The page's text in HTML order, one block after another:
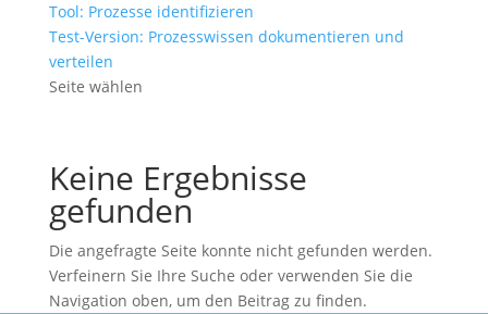
Tool: Prozesse identifizieren
Test-Version: Prozesswissen dokumentieren und
verteilen
Seite wählen
Keine Ergebnisse
gefunden
Die angefragte Seite konnte nicht gefunden werden.
Verfeinern Sie Ihre Suche oder verwenden Sie die
Navigation oben, um den Beitrag zu finden.